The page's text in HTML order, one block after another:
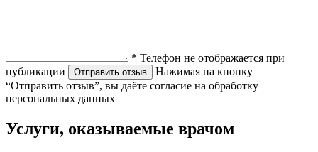
* Телефон не отображается при
публикации
Отправить отзыв
Нажимая на кнопку
“Отправить отзыв”, вы даёте согласие на обработку
персональных данных
Услуги, оказываемые врачом